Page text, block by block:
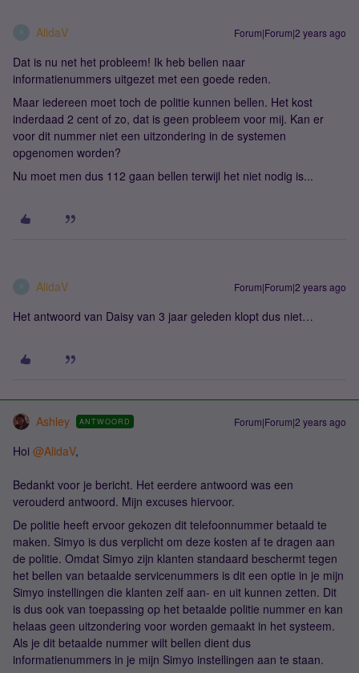
A AlidaV Forum|Forum|2 years ago
Dat is nu net het probleem! Ik heb bellen naar
informatienummers uitgezet met een goede reden.
Maar iedereen moet toch de politie kunnen bellen. Het kost
inderdaad 2 cent of zo, dat is geen probleem voor mij. Kan er
voor dit nummer niet een uitzondering in de systemen
opgenomen worden?
Nu moet men dus 112 gaan bellen terwijl het niet nodig is...
A AlidaV Forum|Forum|2 years ago
Het antwoord van Daisy van 3 jaar geleden klopt dus niet…
Ashley ANTWOORD Forum|Forum|2 years ago
Hoi @AlidaV,
Bedankt voor je bericht. Het eerdere antwoord was een
verouderd antwoord. Mijn excuses hiervoor.
De politie heeft ervoor gekozen dit telefoonnummer betaald te
maken. Simyo is dus verplicht om deze kosten af te dragen aan
de politie. Omdat Simyo zijn klanten standaard beschermt tegen
het bellen van betaalde servicenummers is dit een optie in je mijn
Simyo instellingen die klanten zelf aan- en uit kunnen zetten. Dit
is dus ook van toepassing op het betaalde politie nummer en kan
helaas geen uitzondering voor worden gemaakt in het systeem.
Als je dit betaalde nummer wilt bellen dient dus
informatienummers in je mijn Simyo instellingen aan te staan.